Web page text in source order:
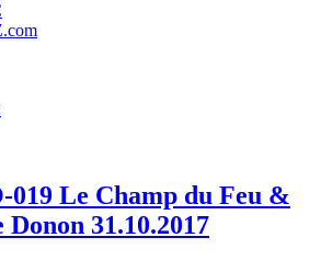
Le Champ du Feu &
31.10.2017